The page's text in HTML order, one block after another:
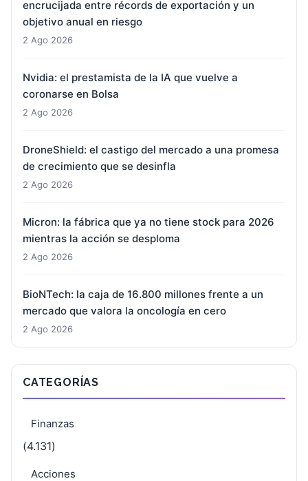
encrucijada entre récords de exportación y un
objetivo anual en riesgo
2 Ago 2026
Nvidia: el prestamista de la IA que vuelve a
coronarse en Bolsa
2 Ago 2026
DroneShield: el castigo del mercado a una promesa
de crecimiento que se desinfla
2 Ago 2026
Micron: la fábrica que ya no tiene stock para 2026
mientras la acción se desploma
2 Ago 2026
BioNTech: la caja de 16.800 millones frente a un
mercado que valora la oncología en cero
2 Ago 2026
CATEGORÍAS
Finanzas
(4.131)
Acciones